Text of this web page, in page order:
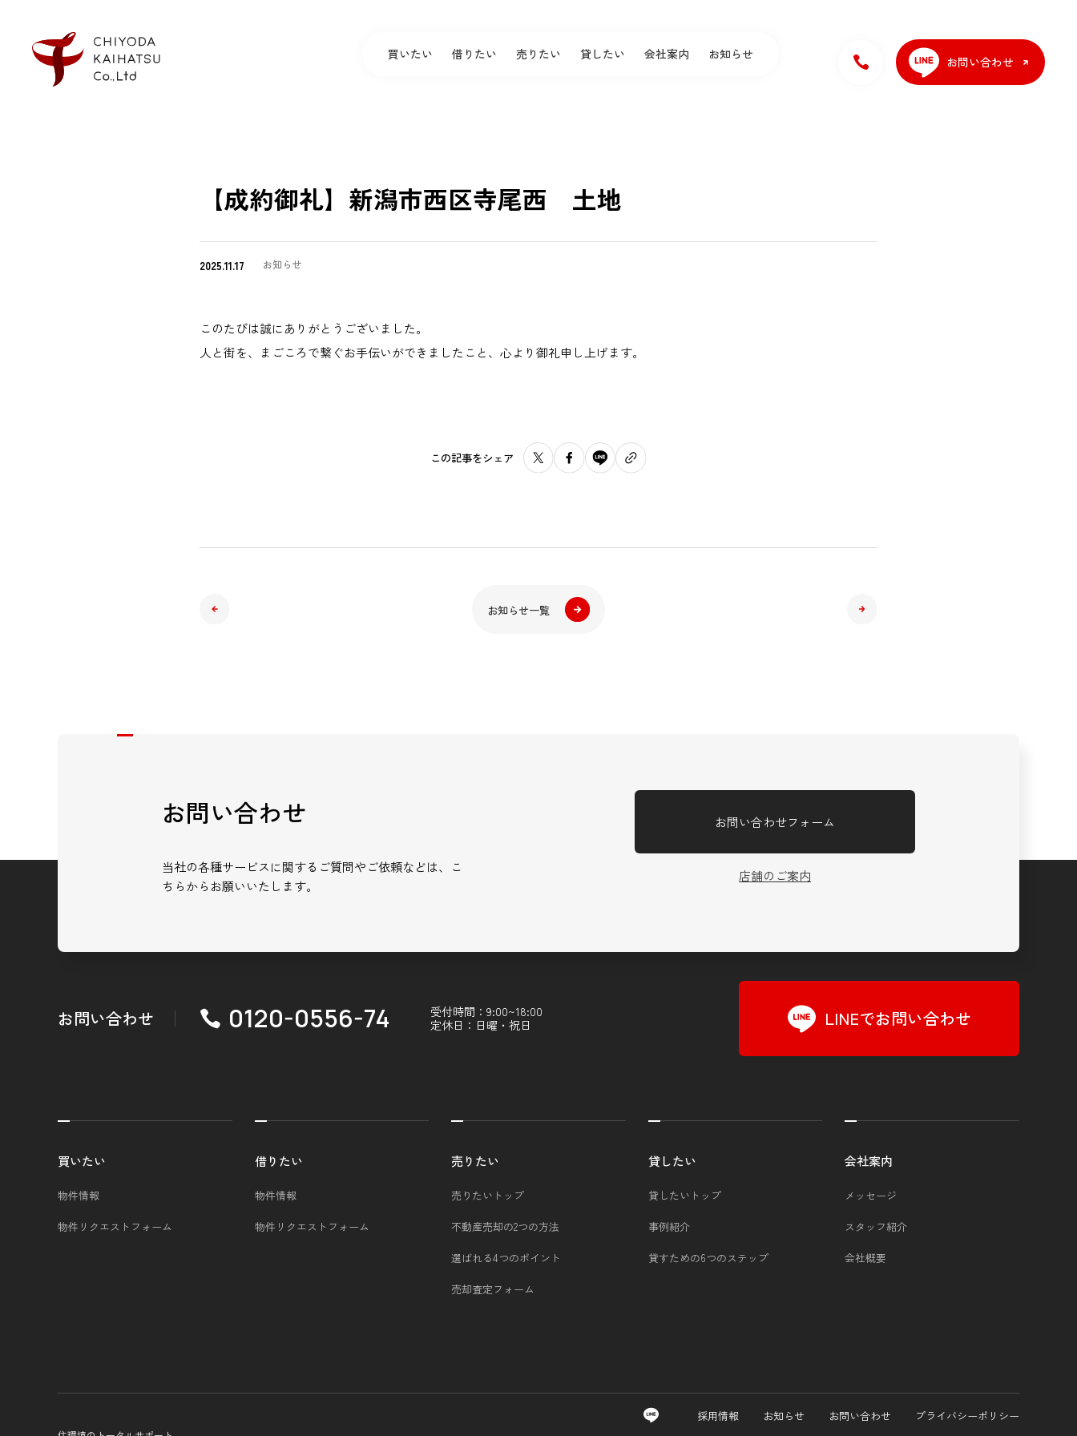
買いたい 借りたい 売りたい 貸したい 会社案内 お知らせ お問い合わせ
【成約御礼】新潟市西区寺尾西 土地
2025.11.17 お知らせ
このたびは誠にありがとうございました。
人と街を、まごころで繋ぐお手伝いができましたこと、心より御礼申し上げます。
この記事をシェア
お知らせ一覧
お問い合わせ
当社の各種サービスに関するご質問やご依頼などは、こ
ちらからお願いいたします。
お問い合わせフォーム
店舗のご案内
お問い合わせ 0120-0556-74
受付時間：9:00~18:00
定休日：日曜・祝日
LINEでお問い合わせ
買いたい
物件情報
物件リクエストフォーム
借りたい
物件情報
物件リクエストフォーム
売りたい
売りたいトップ
不動産売却の2つの方法
選ばれる4つのポイント
売却査定フォーム
貸したい
貸したいトップ
事例紹介
貸すための6つのステップ
会社案内
メッセージ
スタッフ紹介
会社概要
採用情報 お知らせ お問い合わせ プライバシーポリシー